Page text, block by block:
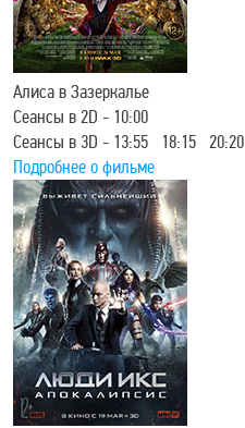
Алиса в Зазеркалье
Сеансы в 2D - 10:00
Сеансы в 3D - 13:55 18:15 20:20
Подробнее о фильме